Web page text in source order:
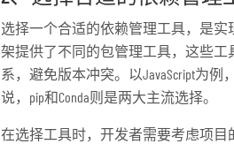
选择一个合适的依赖管理工具，是
架提供了不同的包管理工具，这些
系，避免版本冲突。以JavaScript为例
说，pip和Conda则是两大主流选择。
在选择工具时，开发者需要考虑项目